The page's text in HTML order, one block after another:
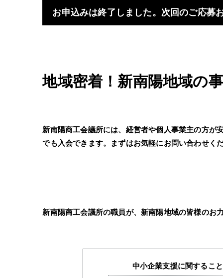
お申込みは終了しました。次回のご応募
地域密着！新南陽地域の
新南陽商工会議所には、経営者や個人事業主の方が
でも入会できます。まずはお気軽にお問い合わせく
新南陽商工会議所の職員が、新南陽地域の皆様のお
中小企業支援に関するこ